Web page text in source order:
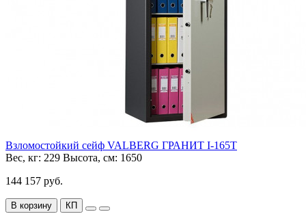
Взломостойкий сейф VALBERG ГРАНИТ I-165T
Вес, кг: 229 Высота, см: 1650
144 157 руб.
В корзину КП